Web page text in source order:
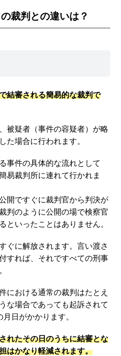
裁判との違いは？
結審される簡易的な裁判で
被疑者（事件の容疑者）が略
た場合に行われます。
事件の具体的な流れとして
易裁判所に連れて行かれま
開ですぐに裁判官から判決が
判のように公開の場で検察官
といったことはありません。
ぐに解放されます。言い渡さ
すれば、それですべての刑事
における通常の裁判はたとえ
な場合であっても起訴されて
日がかかります。
れたその日のうちに結審とな
はかなり軽減されます。